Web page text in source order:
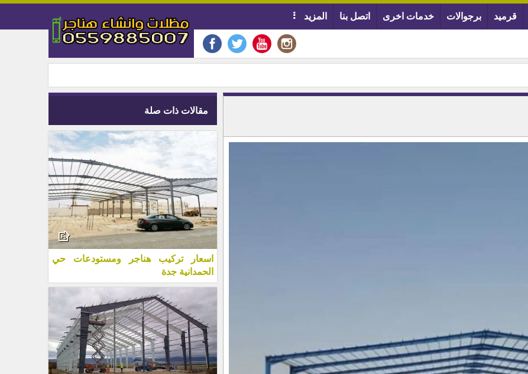
قرميد برجوالات خدمات اخرى اتصل بنا المزيد
مقالات ذات صلة
اسعار تركيب هناجر ومستودعات حي
الحمدانية جدة